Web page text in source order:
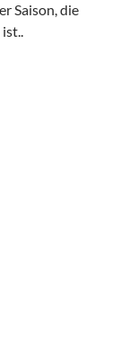
Saison, die